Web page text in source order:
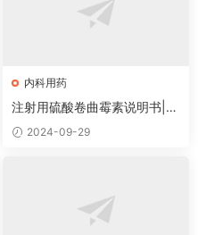
内科用药
注射用硫酸卷曲霉素说明书|用
法用量|注意事项
2024-09-29